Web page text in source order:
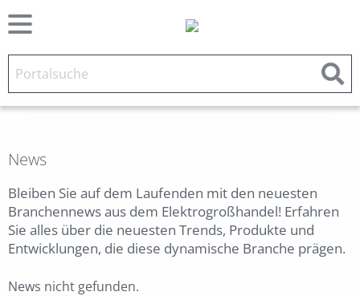
News
Bleiben Sie auf dem Laufenden mit den neuesten
Branchennews aus dem Elektrogroßhandel! Erfahren
Sie alles über die neuesten Trends, Produkte und
Entwicklungen, die diese dynamische Branche prägen.
News nicht gefunden.